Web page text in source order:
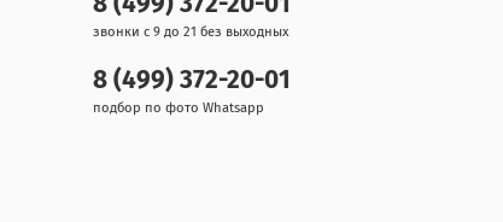
звонки с 9 до 21 без выходных
8 (499) 372-20-01
подбор по фото Whatsapp